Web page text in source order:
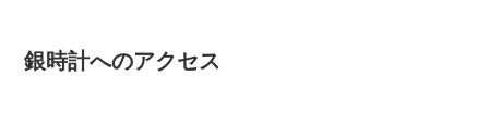
銀時計へのアクセス